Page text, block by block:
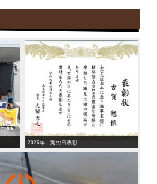
2026年 海の日表彰